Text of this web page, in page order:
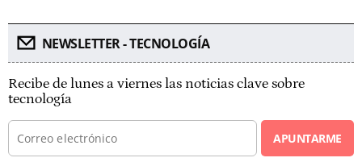
NEWSLETTER - TECNOLOGÍA
Recibe de lunes a viernes las noticias clave sobre
tecnología
APUNTARME